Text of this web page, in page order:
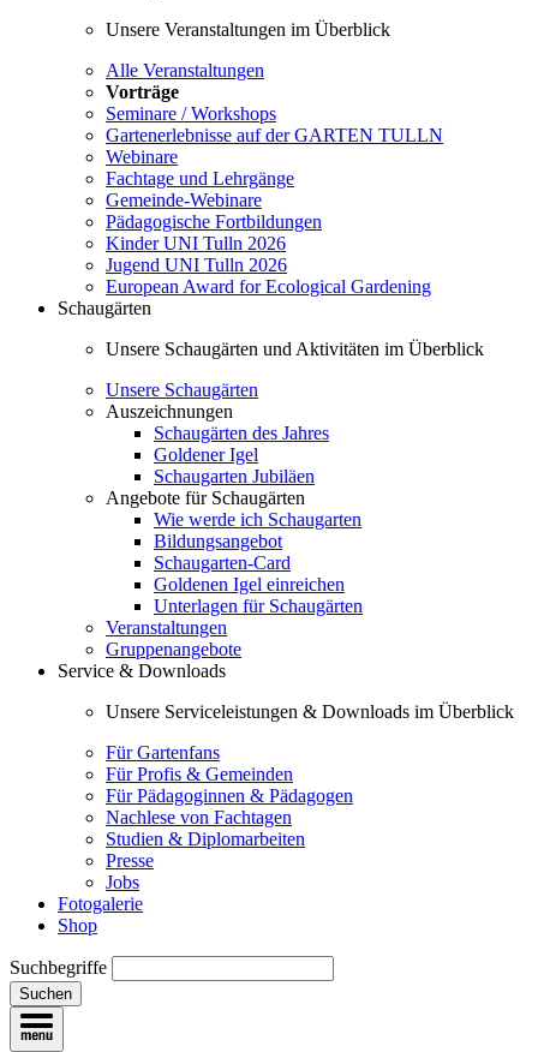
Unsere Veranstaltungen im Überblick
Alle Veranstaltungen
Vorträge
Seminare / Workshops
Gartenerlebnisse auf der GARTEN TULLN
Webinare
Fachtage und Lehrgänge
Gemeinde-Webinare
Pädagogische Fortbildungen
Kinder UNI Tulln 2026
Jugend UNI Tulln 2026
European Award for Ecological Gardening
Schaugärten
Unsere Schaugärten und Aktivitäten im Überblick
Unsere Schaugärten
Auszeichnungen
Schaugärten des Jahres
Goldener Igel
Schaugarten Jubiläen
Angebote für Schaugärten
Wie werde ich Schaugarten
Bildungsangebot
Schaugarten-Card
Goldenen Igel einreichen
Unterlagen für Schaugärten
Veranstaltungen
Gruppenangebote
Service & Downloads
Unsere Serviceleistungen & Downloads im Überblick
Für Gartenfans
Für Profis & Gemeinden
Für Pädagoginnen & Pädagogen
Nachlese von Fachtagen
Studien & Diplomarbeiten
Presse
Jobs
Fotogalerie
Shop
Suchbegriffe
Suchen